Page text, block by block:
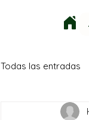
Todas las entradas